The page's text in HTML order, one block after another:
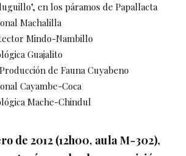
en los páramos de Papallacta
Machalilla
Mindo-Nambillo
Guajalito
de Fauna Cuyabeno
Cayambe-Coca
Mache-Chindul
de 2012 (12h00, aula M-302),